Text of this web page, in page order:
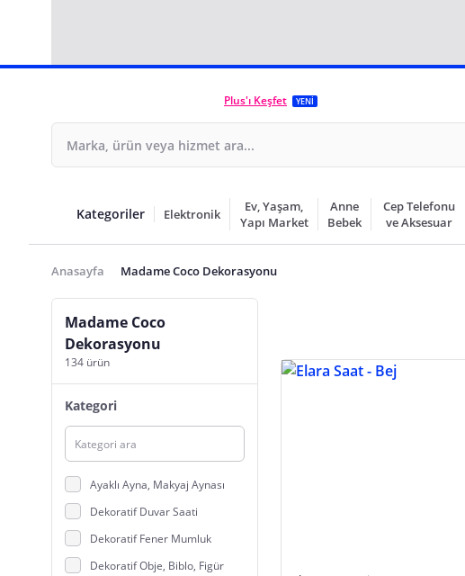
Plus'ı Keşfet YENİ
Kategoriler Elektronik
Ev, Yaşam,
Yapı Market
Anne
Bebek
Cep Telefonu
ve Aksesuar
Anasayfa Madame Coco Dekorasyonu
Madame Coco
Dekorasyonu
134 ürün
Kategori
Ayaklı Ayna, Makyaj Aynası
Dekoratif Duvar Saati
Dekoratif Fener Mumluk
Dekoratif Obje, Biblo, Figür